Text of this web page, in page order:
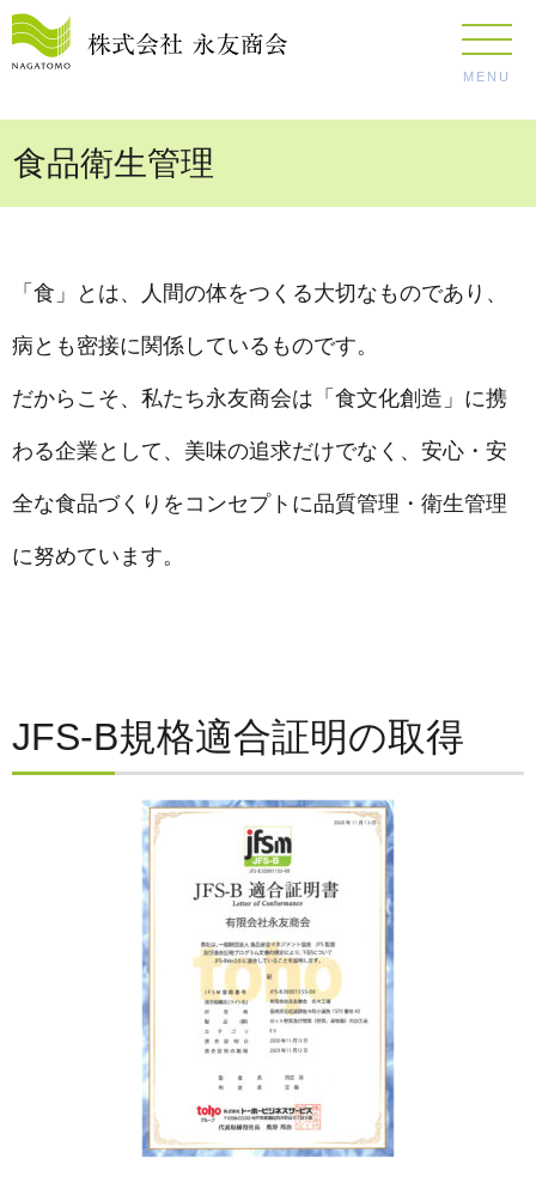
MENU
食品衛生管理
「食」とは、人間の体をつくる大切なものであり、
病とも密接に関係しているものです。
だからこそ、私たち永友商会は「食文化創造」に携
わる企業として、美味の追求だけでなく、安心・安
全な食品づくりをコンセプトに品質管理・衛生管理
に努めています。
JFS-B規格適合証明の取得